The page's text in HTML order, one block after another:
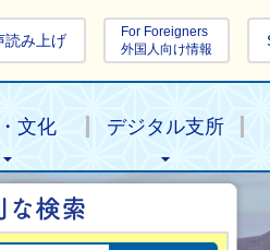
読み上げ
For Foreigners
外国人向け情報
文化 デジタル支所